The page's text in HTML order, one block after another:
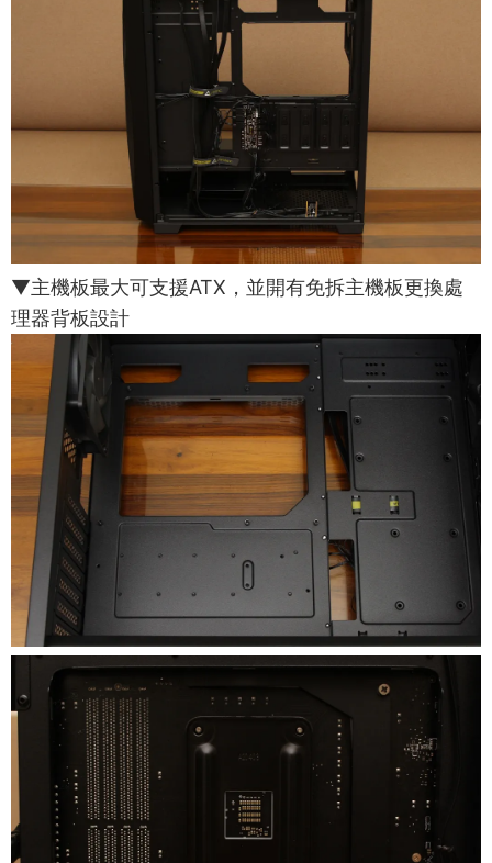
▼主機板最大可支援ATX，並開有免拆主機板更換處
理器背板設計